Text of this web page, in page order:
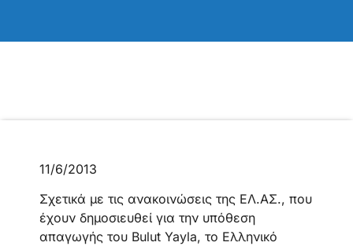
11/6/2013
Σχετικά με τις ανακοινώσεις της ΕΛ.ΑΣ., που
έχουν δημοσιευθεί για την υπόθεση
απαγωγής του Βulut Yayla, το Ελληνικό